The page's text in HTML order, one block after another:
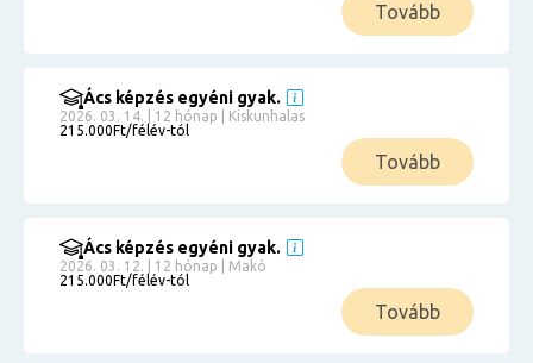
Tovább
Ács képzés egyéni gyak.
2026. 03. 14. | 12 hónap | Kiskunhalas
215.000Ft/félév-tól
Tovább
Ács képzés egyéni gyak.
2026. 03. 12. | 12 hónap | Makó
215.000Ft/félév-tól
Tovább